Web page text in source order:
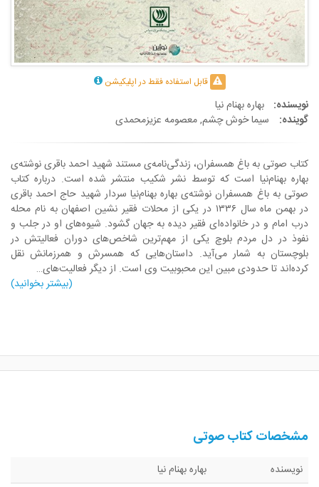
قابل استفاده فقط در اپلیکیشن
نویسنده: بهاره بهنام نیا
گوینده:
سیما خوش چشم,معصومه عزیزمحمدی
کتاب صوتی به باغ همسفران، زندگی‌نامه‌ی مستند شهید احمد باقری نوشته‌ی
بهاره بهنام‌نیا است که توسط نشر شکیب منتشر شده است. درباره کتاب
صوتی به باغ همسفران نوشته‌ی بهاره بهنام‌نیا سردار شهید حاج احمد باقری
در بهمن ماه سال ۱۳۳۶ در یکی از محلات فقیر نشین اصفهان به نام محله
درب امام و در خانواده‌ای فقیر دیده به جهان گشود. شیوه‌های او در جلب و
نفوذ در دل مردم بلوچ یکی از مهم‌ترین شاخص‌های دوران فعالیتش در
بلوچستان به شمار می‌آید. داستان‌هایی که همسرش و همرزمانش نقل
کرده‌اند تا حدودی مبین این محبوبیت وی است. از دیگر فعالیت‌های…
(بیشتر بخوانید)
مشخصات کتاب صوتی
نویسنده
بهاره بهنام نیا